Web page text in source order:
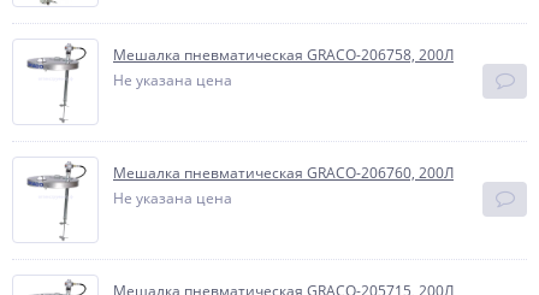
Мешалка пневматическая GRACO-206758, 200Л
Не указана цена
Мешалка пневматическая GRACO-206760, 200Л
Не указана цена
Мешалка пневматическая GRACO-205715, 200Л